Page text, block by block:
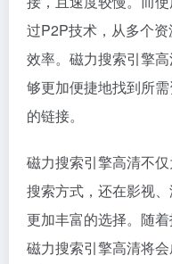
过P2P技术，从多个
效率。磁力搜索引擎
够更加便捷地找到所
的链接。
磁力搜索引擎高清不
搜索方式，还在影视
更加丰富的选择。随
磁力搜索引擎高清将